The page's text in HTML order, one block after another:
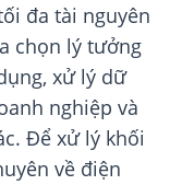
đa tài nguyên
chọn lý tưởng
xử lý dữ
nghiệp và
Để xử lý khối
về điện